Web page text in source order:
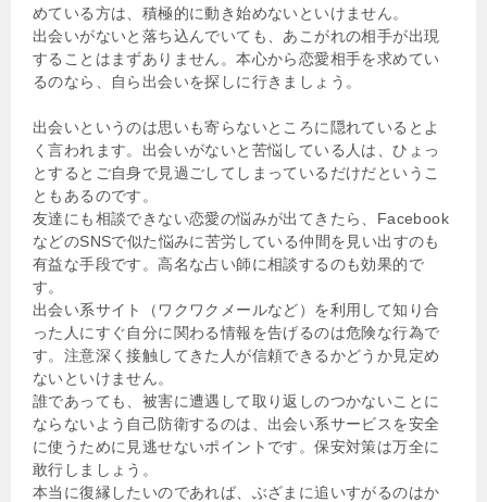
めている方は、積極的に動き始めないといけません。
出会いがないと落ち込んでいても、あこがれの相手が出現
することはまずありません。本心から恋愛相手を求めてい
るのなら、自ら出会いを探しに行きましょう。
出会いというのは思いも寄らないところに隠れているとよ
く言われます。出会いがないと苦悩している人は、ひょっ
とするとご自身で見過ごしてしまっているだけだというこ
ともあるのです。
友達にも相談できない恋愛の悩みが出てきたら、Facebook
などのSNSで似た悩みに苦労している仲間を見い出すのも
有益な手段です。高名な占い師に相談するのも効果的で
す。
出会い系サイト（ワクワクメールなど）を利用して知り合
った人にすぐ自分に関わる情報を告げるのは危険な行為で
す。注意深く接触してきた人が信頼できるかどうか見定め
ないといけません。
誰であっても、被害に遭遇して取り返しのつかないことに
ならないよう自己防衛するのは、出会い系サービスを安全
に使うために見逃せないポイントです。保安対策は万全に
敢行しましょう。
本当に復縁したいのであれば、ぶざまに追いすがるのはか